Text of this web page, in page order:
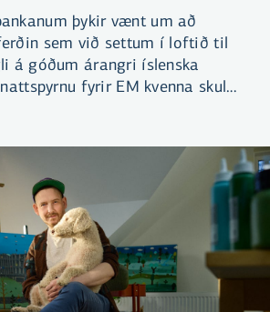
þykir vænt um að
sem við settum í loftið til
á góðum árangri íslenska
fyrir EM kvenna skuli